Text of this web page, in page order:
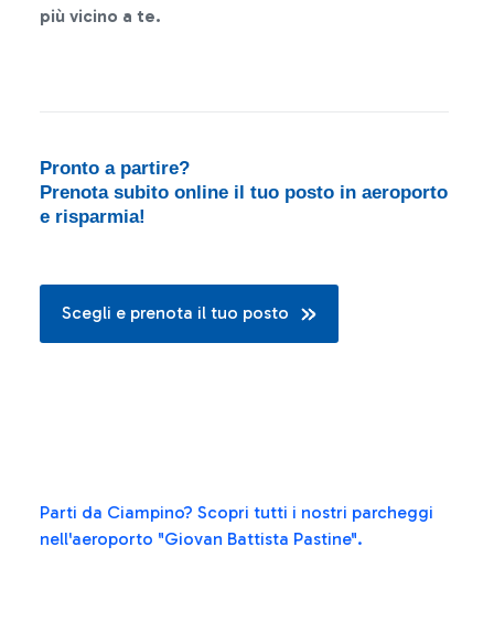
più vicino a te.
Pronto a partire?
Prenota subito online il tuo posto in aeroporto
e risparmia!
Scegli e prenota il tuo posto
Parti da Ciampino? Scopri tutti i nostri parcheggi
nell'aeroporto "Giovan Battista Pastine".